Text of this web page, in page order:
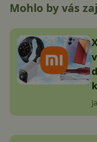
Mohlo by vás